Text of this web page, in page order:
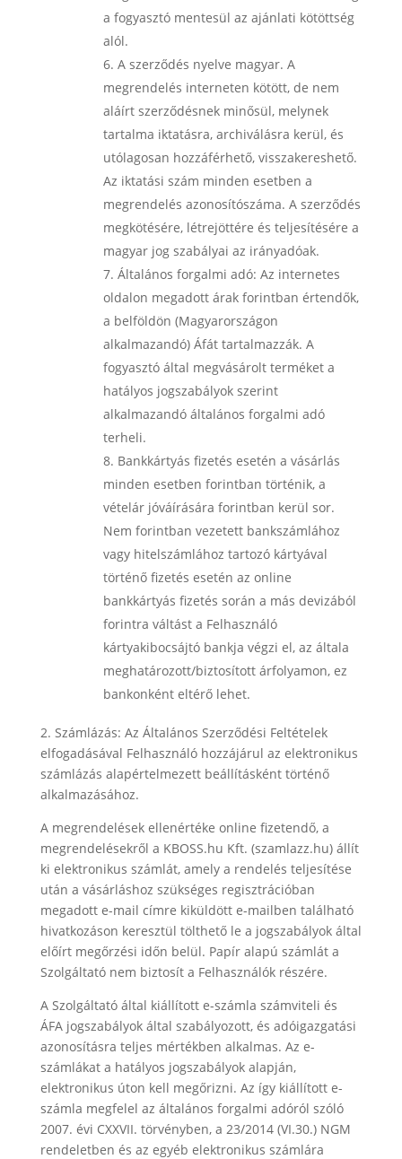
a fogyasztó mentesül az ajánlati kötöttség
alól.
A szerződés nyelve magyar. A
megrendelés interneten kötött, de nem
aláírt szerződésnek minősül, melynek
tartalma iktatásra, archiválásra kerül, és
utólagosan hozzáférhető, visszakereshető.
Az iktatási szám minden esetben a
megrendelés azonosítószáma. A szerződés
megkötésére, létrejöttére és teljesítésére a
magyar jog szabályai az irányadóak.
Általános forgalmi adó: Az internetes
oldalon megadott árak forintban értendők,
a belföldön (Magyarországon
alkalmazandó) Áfát tartalmazzák. A
fogyasztó által megvásárolt terméket a
hatályos jogszabályok szerint
alkalmazandó általános forgalmi adó
terheli.
Bankkártyás fizetés esetén a vásárlás
minden esetben forintban történik, a
vételár jóváírására forintban kerül sor.
Nem forintban vezetett bankszámlához
vagy hitelszámlához tartozó kártyával
történő fizetés esetén az online
bankkártyás fizetés során a más devizából
forintra váltást a Felhasználó
kártyakibocsájtó bankja végzi el, az általa
meghatározott/biztosított árfolyamon, ez
bankonként eltérő lehet.
2. Számlázás: Az Általános Szerződési Feltételek
elfogadásával Felhasználó hozzájárul az elektronikus
számlázás alapértelmezett beállításként történő
alkalmazásához.
A megrendelések ellenértéke online fizetendő, a
megrendelésekről a KBOSS.hu Kft. (szamlazz.hu) állít
ki elektronikus számlát, amely a rendelés teljesítése
után a vásárláshoz szükséges regisztrációban
megadott e-mail címre kiküldött e-mailben található
hivatkozáson keresztül tölthető le a jogszabályok által
előírt megőrzési időn belül. Papír alapú számlát a
Szolgáltató nem biztosít a Felhasználók részére.
A Szolgáltató által kiállított e-számla számviteli és
ÁFA jogszabályok által szabályozott, és adóigazgatási
azonosításra teljes mértékben alkalmas. Az e-
számlákat a hatályos jogszabályok alapján,
elektronikus úton kell megőrizni. Az így kiállított e-
számla megfelel az általános forgalmi adóról szóló
2007. évi CXXVII. törvényben, a 23/2014 (VI.30.) NGM
rendeletben és az egyéb elektronikus számlára